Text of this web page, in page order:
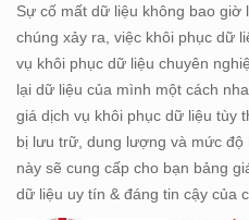
Sự cố mất dữ liệu không bao giờ
chúng xảy ra, việc khôi phục dữ
vụ khôi phục dữ liệu chuyên
lại dữ liệu của mình một cách
giá dịch vụ khôi phục dữ liệu tùy
bị lưu trữ, dung lượng và mức
này sẽ cung cấp cho bạn bảng
dữ liệu uy tín & đáng tin cậy của